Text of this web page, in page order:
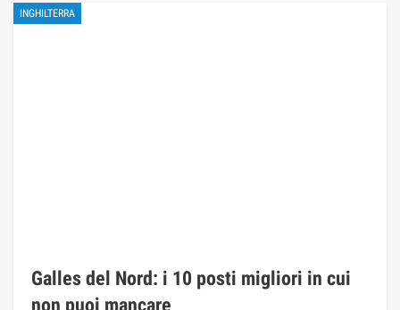
INGHILTERRA
Galles del Nord: i 10 posti migliori in cui
non puoi mancare